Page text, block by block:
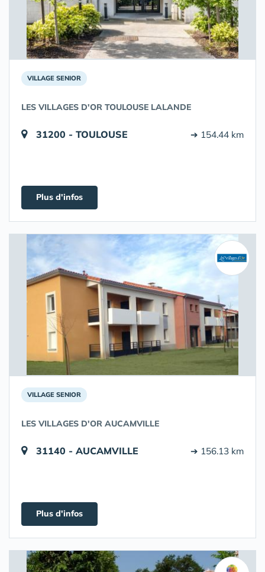
VILLAGE SENIOR
LES VILLAGES D'OR TOULOUSE LALANDE
31200 - TOULOUSE ➔ 154.44 km
Plus d'infos
VILLAGE SENIOR
LES VILLAGES D'OR AUCAMVILLE
31140 - AUCAMVILLE ➔ 156.13 km
Plus d'infos